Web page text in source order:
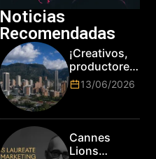
Noticias
Recomendadas
¡Creativos,
productores
y cracks de
la tecnología
es hora de
subir de
nivel! Las
13/06/2026
Cannes
Lions